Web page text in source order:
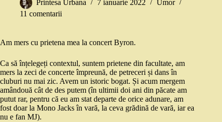
Printesa Urbana 7 ianuarie 2022
Umor
11 comentarii
Am mers cu prietena mea la concert Byron.
Ca să înțelegeți contextul, suntem prietene din facultate, am
mers la zeci de concerte împreună, de petreceri și dans în
cluburi nu mai zic. Avem un istoric bogat. Și acum mergem
amândouă cât de des putem (în ultimii doi ani din păcate am
putut rar, pentru că eu am stat departe de orice adunare, am
fost doar la Mono Jacks în vară, la ceva grădină de vară, iar ea
nu e fan MJ).